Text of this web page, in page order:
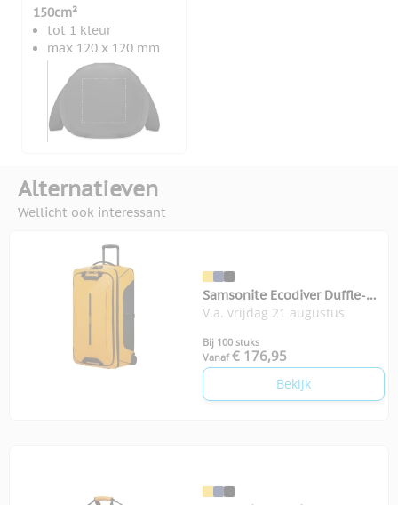
150cm²
tot 1 kleur
max 120 x 120 mm
Alternatieven
Wellicht ook interessant
Samsonite Ecodiver Duffle-
Wh 79
V.a. vrijdag 21 augustus
Bij 100 stuks
Vanaf € 176,95
Bekijk